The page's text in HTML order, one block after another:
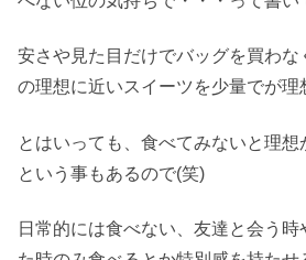
安さや見た目だけでバッグを買わな
の理想に近いスイーツを少量でが理
とはいっても、食べてみないと理想
という事もあるので(笑)
日常的には食べない、友達と会う